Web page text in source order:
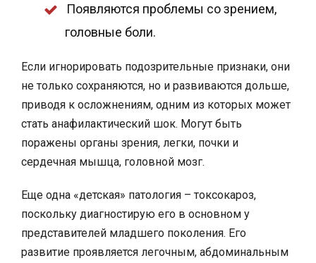
Появляются проблемы со зрением,
головные боли.
Если игнорировать подозрительные признаки, они
не только сохраняются, но и развиваются дольше,
приводя к осложнениям, одним из которых может
стать анафилактический шок. Могут быть
поражены органы зрения, легки, почки и
сердечная мышца, головной мозг.
Еще одна «детская» патология – токсокароз,
поскольку диагностирую его в основном у
представителей младшего поколения. Его
развитие проявляется легочным, абдоминальным